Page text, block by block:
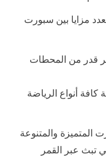
مزايا بين سبورت
قدر من المحطات
كافة أنواع الرياضة
المتميزة والمتنوعة
تبث عبر القمر